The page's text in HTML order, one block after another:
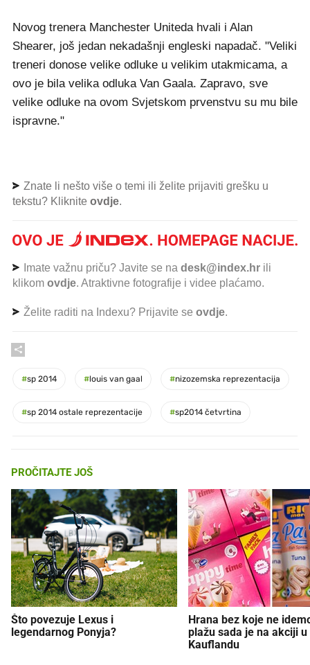
Novog trenera Manchester Uniteda hvali i Alan
Shearer, još jedan nekadašnji engleski napadač. "Veliki
treneri donose velike odluke u velikim utakmicama, a
ovo je bila velika odluka Van Gaala. Zapravo, sve
velike odluke na ovom Svjetskom prvenstvu su mu bile
ispravne."
Znate li nešto više o temi ili želite prijaviti grešku u
tekstu? Kliknite ovdje.
Imate važnu priču? Javite se na desk@index.hr ili
klikom ovdje. Atraktivne fotografije i videe plaćamo.
Želite raditi na Indexu? Prijavite se ovdje.
#sp 2014 #louis van gaal #nizozemska reprezentacija
#sp 2014 ostale reprezentacije #sp2014 četvrtina
PROČITAJTE JOŠ
Što povezuje Lexus i
legendarnog Ponyja?
Hrana bez koje ne
plažu sada je na akciji u
Kauflandu